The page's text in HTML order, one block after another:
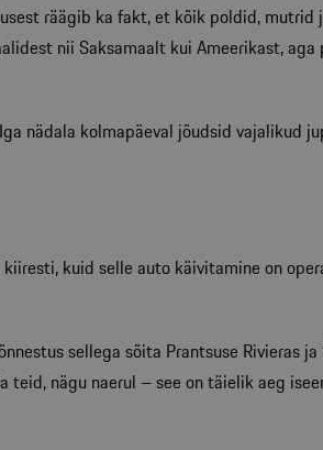
räägib ka fakt, et kõik poldid,
nii Saksamaalt kui Ameerikast, aga
nädala kolmapäeval jõudsid vajalikud
kuid selle auto käivitamine on
sellega sõita Prantsuse Rivieras
nägu naerul – see on täielik aeg